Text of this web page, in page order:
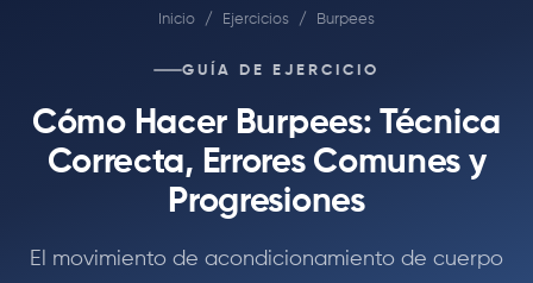
90 Días
Inicio / Ejercicios / Burpees
GUÍA DE EJERCICIO
Cómo Hacer Burpees: Técnica
Correcta, Errores Comunes y
Progresiones
El movimiento de acondicionamiento de cuerpo